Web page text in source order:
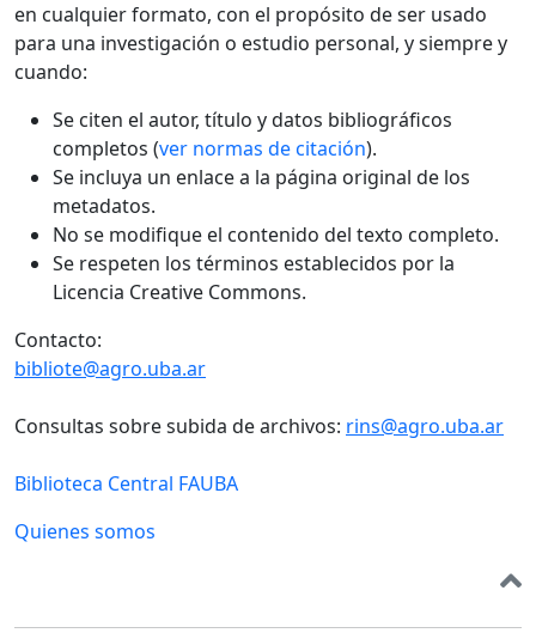
en cualquier formato, con el propósito de ser usado
para una investigación o estudio personal, y siempre y
cuando:
Se citen el autor, título y datos bibliográficos
completos (ver normas de citación).
Se incluya un enlace a la página original de los
metadatos.
No se modifique el contenido del texto completo.
Se respeten los términos establecidos por la
Licencia Creative Commons.
Contacto:
bibliote@agro.uba.ar
Consultas sobre subida de archivos: rins@agro.uba.ar
Biblioteca Central FAUBA
Quienes somos